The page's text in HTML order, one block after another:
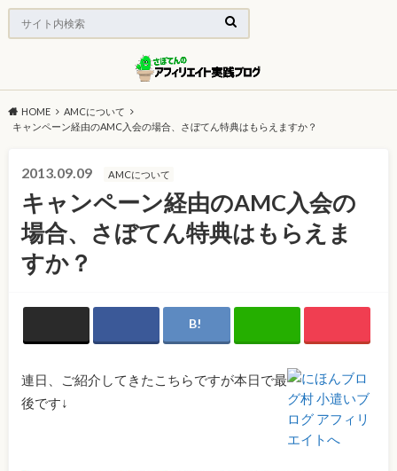
HOME
AMCについて
キャンペーン経由のAMC入会の場合、さぼてん特典はもらえますか？
2013.09.09 AMCについて
キャンペーン経由のAMC入会の
場合、さぼてん特典はもらえま
すか？
連日、ご紹介してきたこちらですが本日で最
後です↓